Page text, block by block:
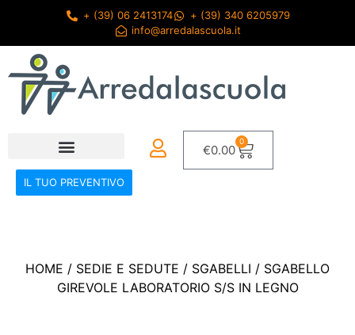
+ (39) 06 2413174
+ (39) 340 6205979
info@arredalascuola.it
€0.00
0
IL TUO PREVENTIVO
HOME / SEDIE E SEDUTE / SGABELLI / SGABELLO
GIREVOLE LABORATORIO S/S IN LEGNO